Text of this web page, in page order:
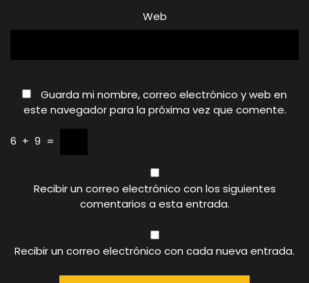
Web
Guarda mi nombre, correo electrónico y web en
este navegador para la próxima vez que comente.
6 + 9 =
Recibir un correo electrónico con los siguientes
comentarios a esta entrada.
Recibir un correo electrónico con cada nueva entrada.